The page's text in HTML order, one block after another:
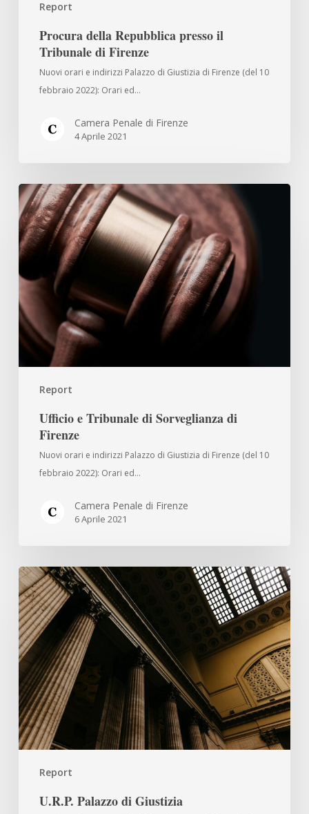
Report
Procura della Repubblica presso il
Tribunale di Firenze
Nuovi orari e indirizzi Palazzo di Giustizia di Firenze (del 10
febbraio 2022): Orari ed…
Camera Penale di Firenze
4 Aprile 2021
Report
Ufficio
e
Tribunale
di
Sorveglianza
di
Firenze
Ufficio e Tribunale di Sorveglianza di
Firenze
Nuovi orari e indirizzi Palazzo di Giustizia di Firenze (del 10
febbraio 2022): Orari ed…
Camera Penale di Firenze
6 Aprile 2021
Report
U.R.P.
Palazzo
di
Giustizia
U.R.P. Palazzo di Giustizia